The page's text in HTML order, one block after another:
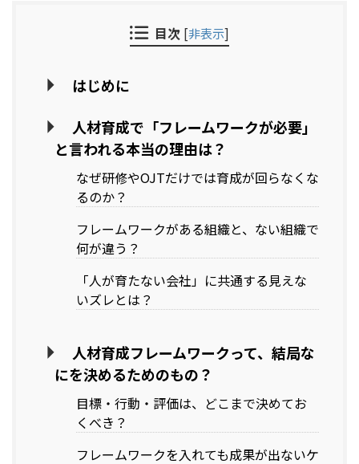
目次 [非表示]
はじめに
人材育成で「フレームワークが必要」
と言われる本当の理由は？
なぜ研修やOJTだけでは育成が回らなくな
るのか？
フレームワークがある組織と、ない組織で
何が違う？
「人が育たない会社」に共通する見えな
いズレとは？
人材育成フレームワークって、結局な
にを決めるためのもの？
目標・行動・評価は、どこまで決めてお
くべき？
フレームワークを入れても成果が出ないケ